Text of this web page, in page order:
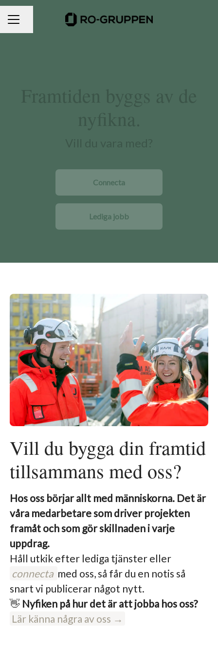
KARRIÄRMENY
Dela sidan
Connecta
Lediga jobb
Vill du bygga din framtid
tillsammans med oss?
Hos oss börjar allt med människorna. Det är
våra medarbetare som driver projekten
framåt och som gör skillnaden i varje
uppdrag.
Håll utkik efter lediga tjänster eller
connecta med oss, så får du en notis så
snart vi publicerar något nytt.
👋 Nyfiken på hur det är att jobba hos oss?
Lär känna några av oss →